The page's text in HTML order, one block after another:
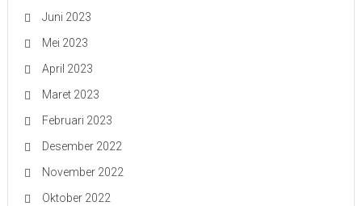
Juni 2023
Mei 2023
April 2023
Maret 2023
Februari 2023
Desember 2022
November 2022
Oktober 2022